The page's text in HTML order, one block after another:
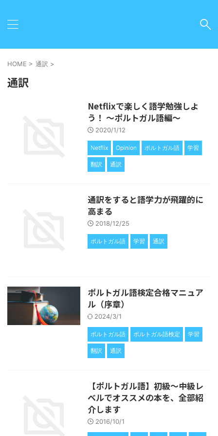
HOME > 通訳 >
通訳
Netflixで楽しく語学勉強しよ
う！ 〜ポルトガル語編〜
2020/1/12
Netflix Opinion ポルトガル語 学習
翻訳 通訳
通訳をすると語学力が飛躍的に
高まる
2018/12/25
ポルトガル語 学習 通訳
ポルトガル語検定合格マニュア
ル（序章）
2024/3/1
ポルトガル語 ポルトガル語検定 学習
翻訳 通訳
【ポルトガル語】初級〜中級レ
ベルでオススメの本を、全部紹
介します
2016/10/1